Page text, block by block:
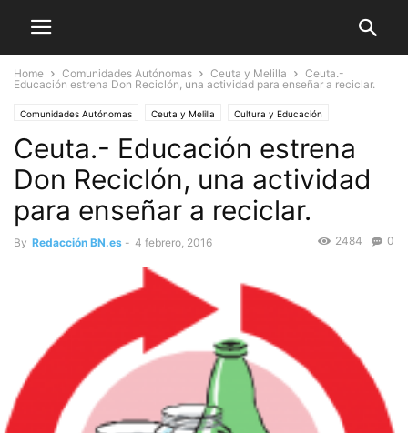
Home Comunidades Autónomas Ceuta y Melilla
Ceuta.-
Educación estrena Don Reciclón, una actividad para enseñar a reciclar.
Comunidades Autónomas Ceuta y Melilla Cultura y Educación
Ceuta.- Educación estrena
Don Reciclón, una actividad
para enseñar a reciclar.
By Redacción BN.es - 4 febrero, 2016 0
2484